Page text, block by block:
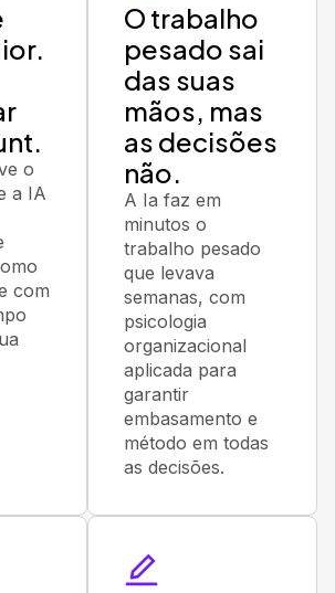
o
a IA
com
O trabalho
pesado sai
das suas
mãos, mas
as decisões
não.
A Ia faz em
minutos o
trabalho pesado
que levava
semanas, com
psicologia
organizacional
aplicada para
garantir
embasamento e
método em todas
as decisões.